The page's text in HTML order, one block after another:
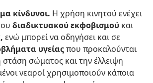
κίνδυνοι. Η χρήση κινητού ενέχει
διαδικτυακού εκφοβισμού και
ενώ μπορεί να οδηγήσει και σε
υγείαςπου προκαλούνται
σώματος και την έλλειψη
νεαροί χρησιμοποιούν κάποια